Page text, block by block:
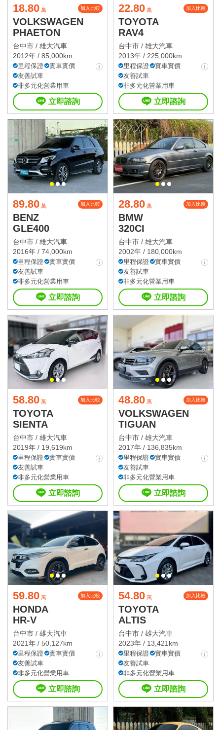
18.80 萬 加入比較
VOLKSWAGEN
PHAETON
台中市 / 雄大汽車
2012年 / 85,000km
里程保證
實車實價
友善試車
非多元化營業用車
立即諮詢
22.80 萬 加入比較
TOYOTA
RAV4
台中市 / 雄大汽車
2013年 / 225,000km
里程保證
實車實價
友善試車
非多元化營業用車
立即諮詢
89.80 萬 加入比較
BENZ
GLE400
台中市 / 雄大汽車
2016年 / 74,000km
里程保證
實車實價
友善試車
非多元化營業用車
立即諮詢
28.80 萬 加入比較
BMW
320CI
台中市 / 雄大汽車
2002年 / 180,000km
里程保證
實車實價
友善試車
非多元化營業用車
立即諮詢
58.80 萬 加入比較
TOYOTA
SIENTA
台中市 / 雄大汽車
2019年 / 19,619km
里程保證
實車實價
友善試車
非多元化營業用車
立即諮詢
48.80 萬 加入比較
VOLKSWAGEN
TIGUAN
台中市 / 雄大汽車
2017年 / 136,835km
里程保證
實車實價
友善試車
非多元化營業用車
立即諮詢
59.80 萬 加入比較
HONDA
HR-V
台中市 / 雄大汽車
2021年 / 50,127km
里程保證
實車實價
友善試車
非多元化營業用車
立即諮詢
54.80 萬 加入比較
TOYOTA
ALTIS
台中市 / 雄大汽車
2023年 / 13,421km
里程保證
實車實價
友善試車
非多元化營業用車
立即諮詢